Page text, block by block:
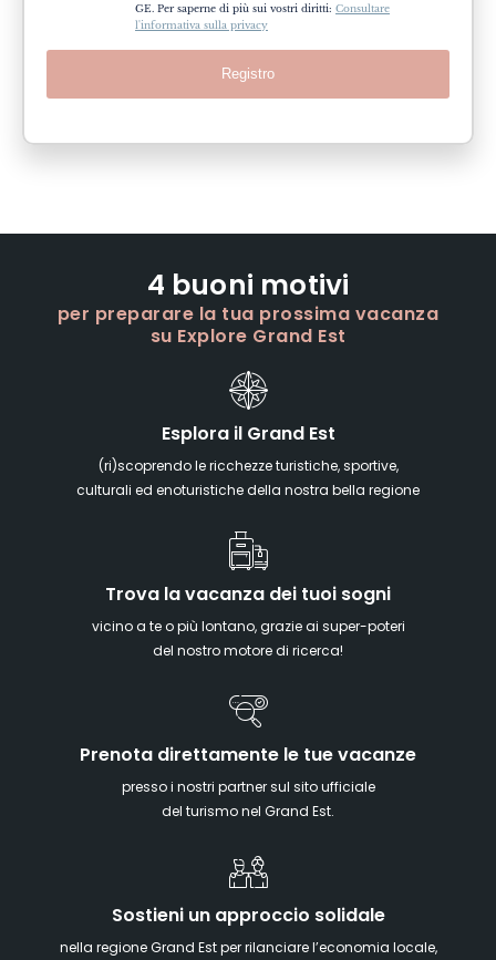
GE. Per saperne di più sui vostri diritti: Consultare
l'informativa sulla privacy
Registro
4 buoni motivi
per preparare la tua prossima vacanza
su Explore Grand Est
Esplora il Grand Est
(ri)scoprendo le ricchezze turistiche, sportive,
culturali ed enoturistiche della nostra bella regione
Trova la vacanza dei tuoi sogni
vicino a te o più lontano, grazie ai super-poteri
del nostro motore di ricerca!
Prenota direttamente le tue vacanze
presso i nostri partner sul sito ufficiale
del turismo nel Grand Est.
Sostieni un approccio solidale
nella regione Grand Est per rilanciare l’economia locale,